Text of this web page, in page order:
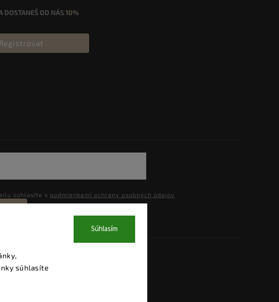
súhlasíte
Súhlasím
DOSTANEŠ OD NÁS10%
Registrovať
súhlasíte s podmienkami ochrany osobných údajov
vyhradené.